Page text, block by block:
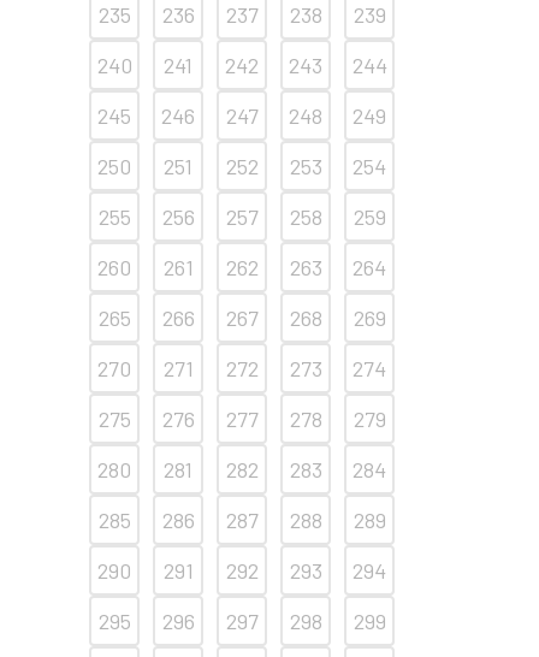
235
236 237 238
239
240
241 242 243
244
245
246 247 248
249
250
251 252 253
254
255
256 257 258
259
260
261 262 263
264
265
266 267 268
269
270
271 272 273
274
275
276 277 278
279
280
281 282 283
284
285
286 287 288
289
290
291 292 293
294
295
296 297 298
299